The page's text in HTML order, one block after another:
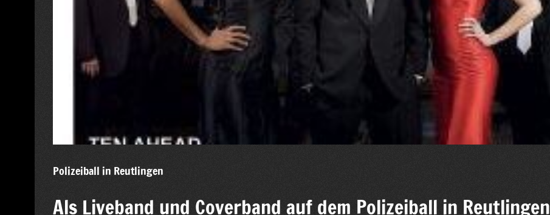
Polizeiball in Reutlingen
Als Liveband und Coverband auf dem Polizeiball in Reutlingen